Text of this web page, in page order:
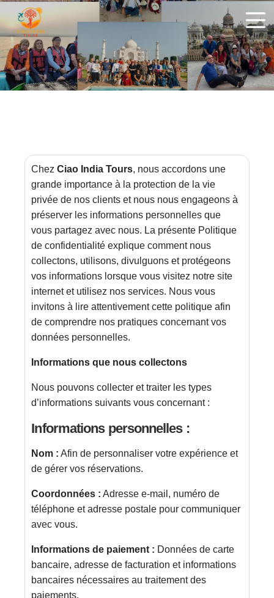
ciaoindiatours
ChezCiao India Tours, nous accordons une
grande importance à la protection de la vie
privée de nos clients et nous nous engageons à
préserver les informations personnelles que
vous partagez avec nous. La présente Politique
de confidentialité explique comment nous
collectons, utilisons, divulguons et protégeons
vos informations lorsque vous visitez notre site
internet et utilisez nos services. Nous vous
invitons à lire attentivement cette politique afin
de comprendre nos pratiques concernant vos
données personnelles.
Informations que nous collectons
Nous pouvons collecter et traiter les types
d’informations suivants vous concernant :
Informations personnelles :
Nom : Afin de personnaliser votre expérience et
de gérer vos réservations.
Coordonnées : Adresse e-mail, numéro de
téléphone et adresse postale pour communiquer
avec vous.
Informations de paiement : Données de carte
bancaire, adresse de facturation et informations
bancaires nécessaires au traitement des
paiements.